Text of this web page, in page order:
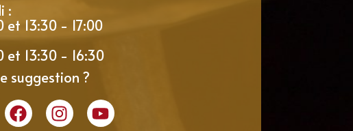
:
et 13:30 - 17:00
et 13:30 - 16:30
suggestion ?